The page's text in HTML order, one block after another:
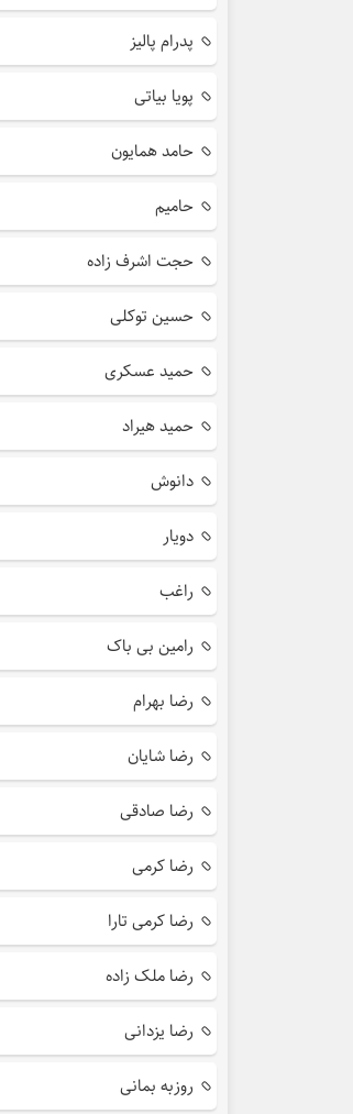
پدرام پالیز
پویا بیاتی
حامد همایون
حامیم
حجت اشرف زاده
حسین توکلی
حمید عسکری
حمید هیراد
دانوش
دویار
راغب
رامین بی باک
رضا بهرام
رضا شایان
رضا صادقی
رضا کرمی
رضا کرمی تارا
رضا ملک زاده
رضا یزدانی
روزبه بمانی